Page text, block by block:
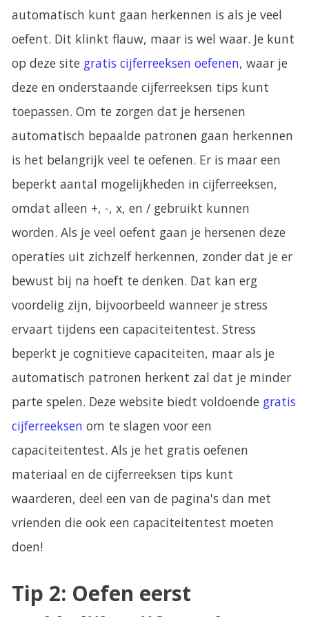
automatisch kunt gaan herkennen is als je veel
oefent. Dit klinkt flauw, maar is wel waar. Je kunt
op deze site gratis cijferreeksen oefenen, waar je
deze en onderstaande cijferreeksen tips kunt
toepassen. Om te zorgen dat je hersenen
automatisch bepaalde patronen gaan herkennen
is het belangrijk veel te oefenen. Er is maar een
beperkt aantal mogelijkheden in cijferreeksen,
omdat alleen +, -, x, en / gebruikt kunnen
worden. Als je veel oefent gaan je hersenen deze
operaties uit zichzelf herkennen, zonder dat je er
bewust bij na hoeft te denken. Dat kan erg
voordelig zijn, bijvoorbeeld wanneer je stress
ervaart tijdens een capaciteitentest. Stress
beperkt je cognitieve capaciteiten, maar als je
automatisch patronen herkent zal dat je minder
parte spelen. Deze website biedt voldoende gratis
cijferreeksen om te slagen voor een
capaciteitentest. Als je het gratis oefenen
materiaal en de cijferreeksen tips kunt
waarderen, deel een van de pagina's dan met
vrienden die ook een capaciteitentest moeten
doen!
Tip 2: Oefen eerst